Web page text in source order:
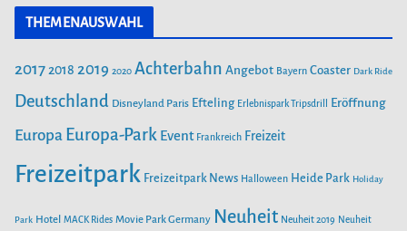
e
n
o
o
t
g
r
m
T
b
e
THEMENAUSWAHL
20172018 2019 2020 Achterbahn Angebot Bayern Coaster Dark Ride
Deutschland Disneyland Paris Efteling Erlebnispark Tripsdrill Eröffnung
Europa Europa-Park Event Frankreich Freizeit
Freizeitpark Freizeitpark News Halloween Heide Park Holiday
Park Hotel MACK Rides Movie Park Germany Neuheit Neuheit 2019 Neuheit